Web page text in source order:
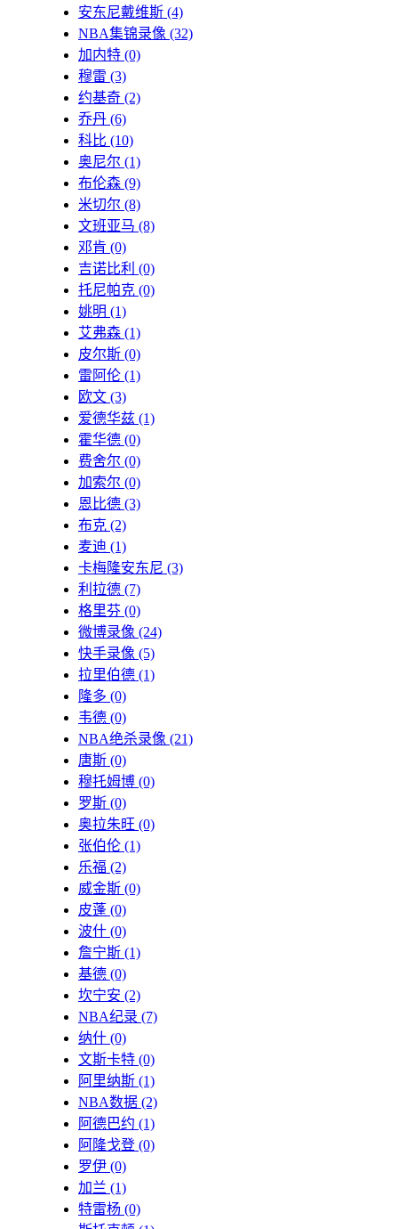
安东尼戴维斯 (4)
NBA集锦录像 (32)
加内特 (0)
穆雷 (3)
约基奇 (2)
乔丹 (6)
科比 (10)
奥尼尔 (1)
布伦森 (9)
米切尔 (8)
文班亚马 (8)
邓肯 (0)
吉诺比利 (0)
托尼帕克 (0)
姚明 (1)
艾弗森 (1)
皮尔斯 (0)
雷阿伦 (1)
欧文 (3)
爱德华兹 (1)
霍华德 (0)
费舍尔 (0)
加索尔 (0)
恩比德 (3)
布克 (2)
麦迪 (1)
卡梅隆安东尼 (3)
利拉德 (7)
格里芬 (0)
微博录像 (24)
快手录像 (5)
拉里伯德 (1)
隆多 (0)
韦德 (0)
NBA绝杀录像 (21)
唐斯 (0)
穆托姆博 (0)
罗斯 (0)
奥拉朱旺 (0)
张伯伦 (1)
乐福 (2)
威金斯 (0)
皮蓬 (0)
波什 (0)
詹宁斯 (1)
基德 (0)
坎宁安 (2)
NBA纪录 (7)
纳什 (0)
文斯卡特 (0)
阿里纳斯 (1)
NBA数据 (2)
阿德巴约 (1)
阿隆戈登 (0)
罗伊 (0)
加兰 (1)
特雷杨 (0)